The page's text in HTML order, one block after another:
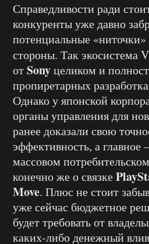
Справедливости ради
конкуренты уже давно
потенциальные
стороны. Так экосистема
отSonyцеликом и
пропиретарных
Однако у японской
органы управления для
ранее доказали свою
эффективность, а
массовом
конечно же о связке
Move. Плюс не стоит
уже сейчас бюджетное
будет требовать от
каких-либо денежный